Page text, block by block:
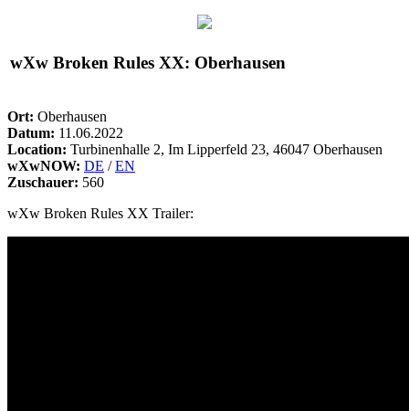
wXw Broken Rules XX: Oberhausen
Ort: Oberhausen
Datum: 11.06.2022
Location: Turbinenhalle 2, Im Lipperfeld 23, 46047 Oberhausen
wXwNOW: DE /EN
Zuschauer: 560
wXw Broken Rules XX Trailer: